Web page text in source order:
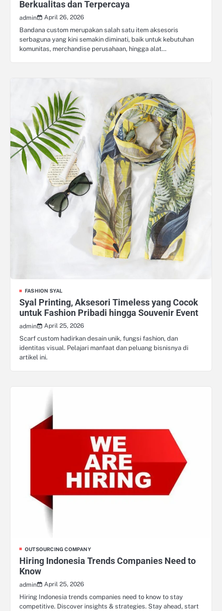
Berkualitas dan Terpercaya
admin
April 26, 2026
Bandana custom merupakan salah satu item aksesoris
serbaguna yang kini semakin diminati, baik untuk kebutuhan
komunitas, merchandise perusahaan, hingga alat…
FASHION SYAL
Syal Printing, Aksesori Timeless yang Cocok
untuk Fashion Pribadi hingga Souvenir Event
admin
April 25, 2026
Scarf custom hadirkan desain unik, fungsi fashion, dan
identitas visual. Pelajari manfaat dan peluang bisnisnya di
artikel ini.
OUTSOURCING COMPANY
Hiring Indonesia Trends Companies Need to
Know
admin
April 25, 2026
Hiring Indonesia trends companies need to know to stay
competitive. Discover insights & strategies. Stay ahead, start